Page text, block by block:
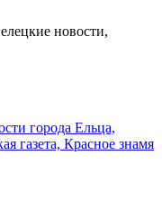
новости,
города Ельца,
газета, Красное знамя